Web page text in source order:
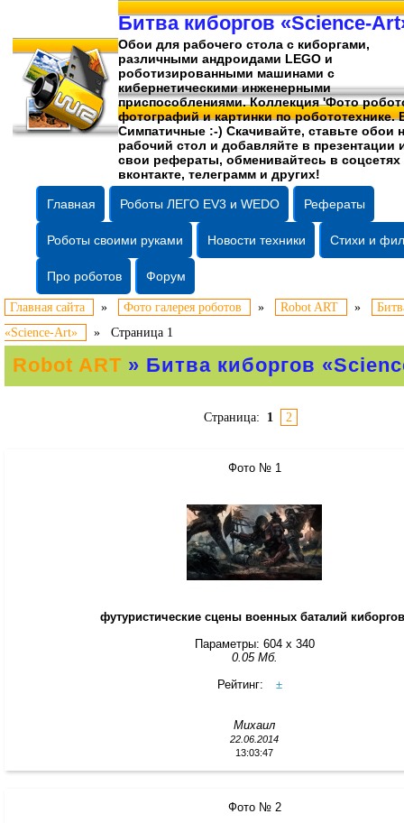
Битва киборгов «Science-
Обои для рабочего стола c киборгами,
различными андроидами LEGO и
роботизированными машинами c
кибернетическими инженерными
приспособлениями. Коллекция 'Фото
фотографийи картинки по робототехнике.
Симпатичные :-) Скачивайте, ставьте обои
рабочий стол и добавляйте в презентации
свои рефераты, обменивайтесь в соцсетях
вконтакте, телеграмм и других!
Главная Роботы ЛЕГО EV3 и WEDO Рефераты
Роботы своими руками Новости техники Стихи и
Про роботов Форум
Главная сайта » Фото галерея роботов » Robot ART »
«Science-Art»
» Страница 1
Robot ART » Битва киборгов
Страница: 1 2
Фото № 1
футуристические сцены военных баталий
Параметры: 604 x 340
0.05 Мб.
Рейтинг:
±
Михаил
22.06.2014
13:03:47
Фото № 2